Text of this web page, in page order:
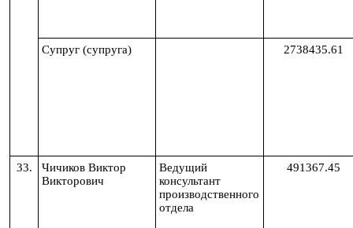
Супруг (супруга) 2738435.61
33.
Чичиков Виктор
Викторович
Ведущий
консультант
производственного
отдела
491367.45